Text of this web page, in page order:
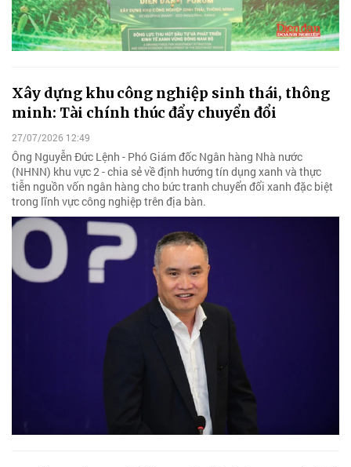
Xây dựng khu công nghiệp sinh thái, thông
minh: Tài chính thúc đẩy chuyển đổi
27/07/2026 12:49
Ông Nguyễn Đức Lệnh - Phó Giám đốc Ngân hàng Nhà nước
(NHNN) khu vực 2 - chia sẻ về định hướng tín dụng xanh và thực
tiễn nguồn vốn ngân hàng cho bức tranh chuyển đổi xanh đặc biệt
trong lĩnh vực công nghiệp trên địa bàn.